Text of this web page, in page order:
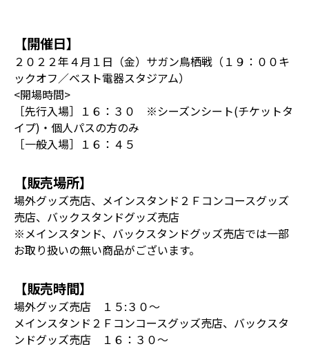
【開催日】
２０２２年４月１日（金）サガン鳥栖戦（１９：００キ
ックオフ／ベスト電器スタジアム）
<開場時間>
［先行入場］１６：３０ ※シーズンシート(チケットタ
イプ)・個人パスの方のみ
［一般入場］１６：４５
【販売場所】
場外グッズ売店、メインスタンド２Ｆコンコースグッズ
売店、バックスタンドグッズ売店
※メインスタンド、バックスタンドグッズ売店では一部
お取り扱いの無い商品がございます。
【販売時間】
場外グッズ売店 １５:３０～
メインスタンド２Ｆコンコースグッズ売店、バックスタ
ンドグッズ売店 １６：３０～